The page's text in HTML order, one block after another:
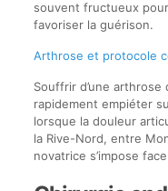
souvent fructueux
favoriser la guérison.
Arthrose et protocole
Souffrir d’une
rapidement empiéter
lorsque la douleur
la Rive-Nord, entre
novatrice s’impose